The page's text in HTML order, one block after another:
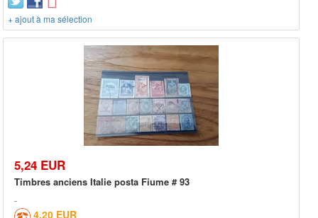
+ ajout à ma sélection
5,24 EUR
Timbres anciens Italie posta Fiume # 93
4,20 EUR